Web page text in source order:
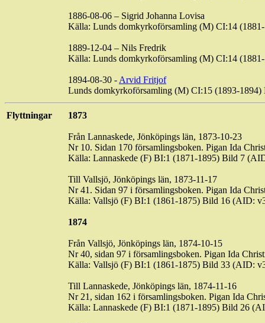
1886-08-06 – Sigrid Johanna Lovisa
Källa: Lunds domkyrkoförsamling (M) CI:14
1889-12-04 – Nils Fredrik
Källa: Lunds domkyrkoförsamling (M) CI:14
1894-08-30 - Arvid Fritjof
Lunds domkyrkoförsamling (M) CI:15 (1893-
Flyttningar 1873
Från Lannaskede, Jönköpings län, 1873-10-23
Nr 10. Sidan 170 församlingsboken. Pigan Ida
Källa: Lannaskede (F) BI:1 (1871-1895) Bild 7
Till Vallsjö, Jönköpings län, 1873-11-17
Nr 41. Sidan 97 i församlingsboken. Pigan Ida
Källa: Vallsjö (F) BI:1 (1861-1875) Bild 16 (AID:
1874
Från Vallsjö, Jönköpings län, 1874-10-15
Nr 40, sidan 97 i församlingsboken. Pigan Ida
Källa: Vallsjö (F) BI:1 (1861-1875) Bild 33 (AID:
Till Lannaskede, Jönköpings län, 1874-11-16
Nr 21, sidan 162 i församlingsboken. Pigan Ida
Källa: Lannaskede (F) BI:1 (1871-1895) Bild 26